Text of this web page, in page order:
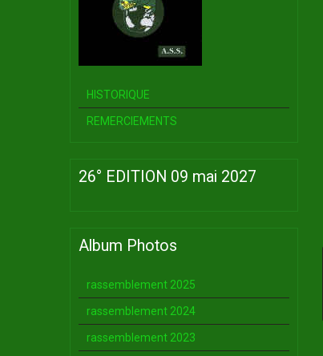
HISTORIQUE
REMERCIEMENTS
26° EDITION 09 mai 2027
Album Photos
rassemblement 2025
rassemblement 2024
rassemblement 2023